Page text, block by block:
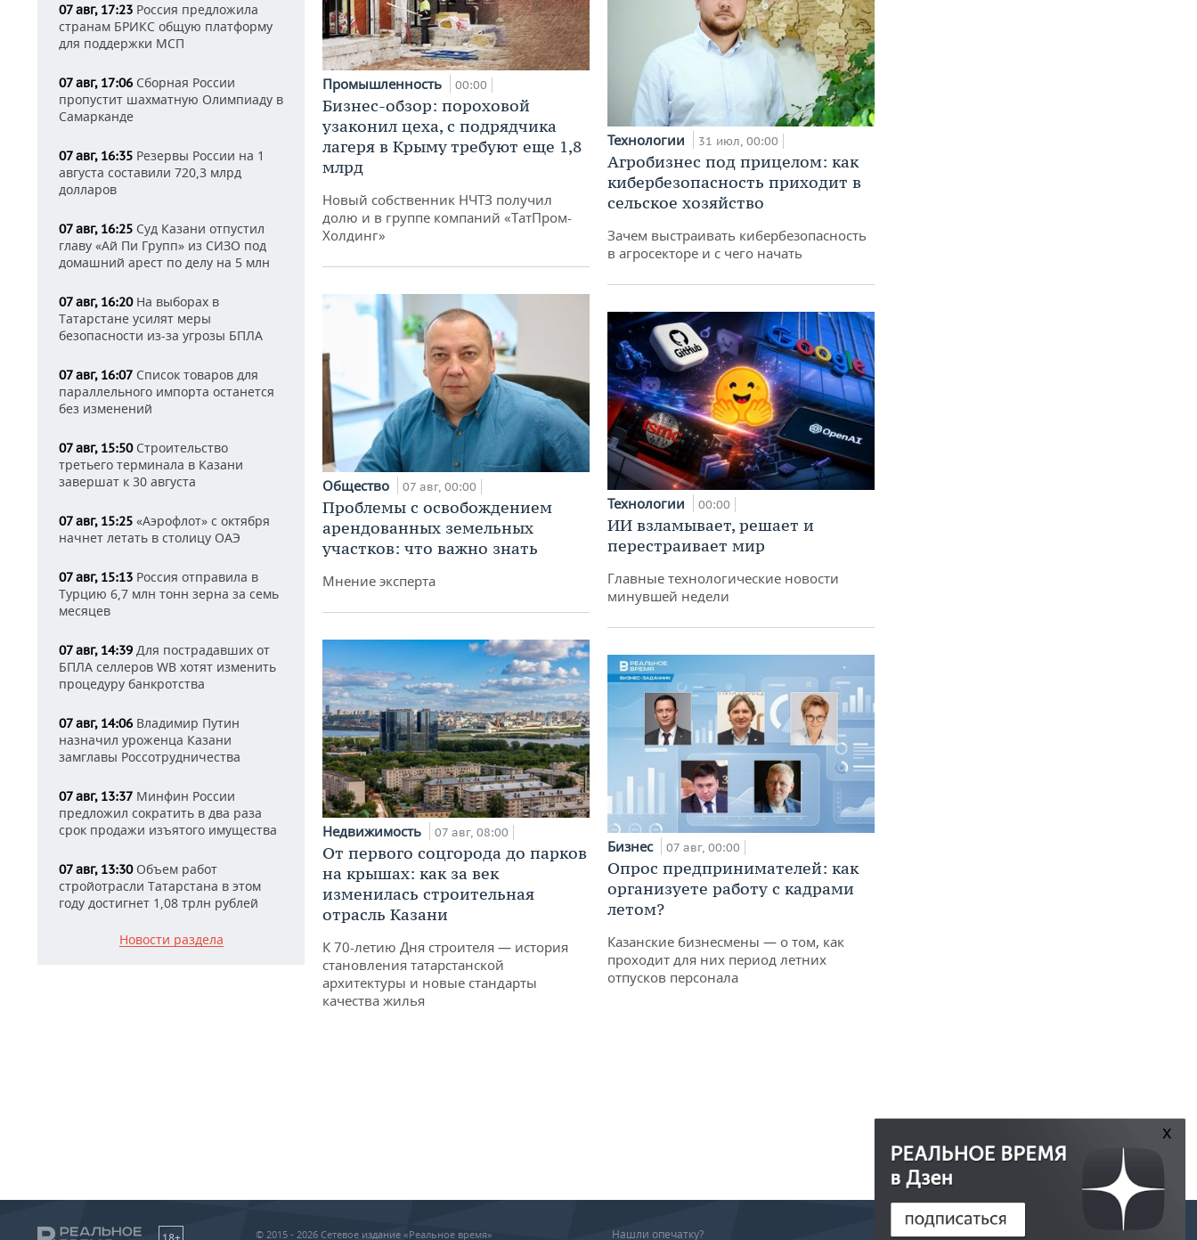
07 авг, 17:23 Россия предложила
странам БРИКС общую платформу
для поддержки МСП
07 авг, 17:06 Сборная России
пропустит шахматную Олимпиаду в
Самарканде
07 авг, 16:35 Резервы России на 1
августа составили 720,3 млрд
долларов
07 авг, 16:25 Суд Казани отпустил
главу «Ай Пи Групп» из СИЗО под
домашний арест по делу на 5 млн
07 авг, 16:20На выборах в
Татарстане усилят меры
безопасности из-за угрозы БПЛА
07 авг, 16:07 Список товаров для
параллельного импорта останется
без изменений
07 авг, 15:50Строительство
третьего терминала в Казани
завершат к 30 августа
07 авг, 15:25 «Аэрофлот» с октября
начнет летать в столицу ОАЭ
07 авг, 15:13 Россия отправила в
Турцию 6,7 млн тонн зерна за семь
месяцев
07 авг, 14:39 Для пострадавших от
БПЛА селлеров WB хотят изменить
процедуру банкротства
07 авг, 14:06 Владимир Путин
назначил уроженца Казани
замглавы Россотрудничества
07 авг, 13:37 Минфин России
предложил сократить в два раза
срок продажи изъятого имущества
07 авг, 13:30Объем работ
стройотрасли Татарстана в этом
году достигнет 1,08 трлн рублей
Новости раздела
Промышленность 00:00
Бизнес-обзор: пороховой
узаконил цеха, с подрядчика
лагеря в Крыму требуют еще 1,8
млрд
Новый собственник НЧТЗ получил
долю и в группе компаний «ТатПром-
Холдинг»
Общество 07 авг, 00:00
Проблемы с освобождением
арендованных земельных
участков: что важно знать
Мнение эксперта
Недвижимость 07 авг, 08:00
От первого соцгорода до парков
на крышах: как за век
изменилась строительная
отрасль Казани
К 70-летию Дня строителя — история
становления татарстанской
архитектуры и новые стандарты
качества жилья
Технологии 31 июл, 00:00
Агробизнес под прицелом: как
кибербезопасность приходит в
сельское хозяйство
Зачем выстраивать кибербезопасность
в агросекторе и с чего начать
Технологии 00:00
ИИ взламывает, решает и
перестраивает мир
Главные технологические новости
минувшей недели
Бизнес 07 авг, 00:00
Опрос предпринимателей: как
организуете работу с кадрами
летом?
Казанские бизнесмены — о том, как
проходит для них период летних
отпусков персонала
© 2015 - 2026 Сетевое издание «Реальное время» Нашли опечатку?
x